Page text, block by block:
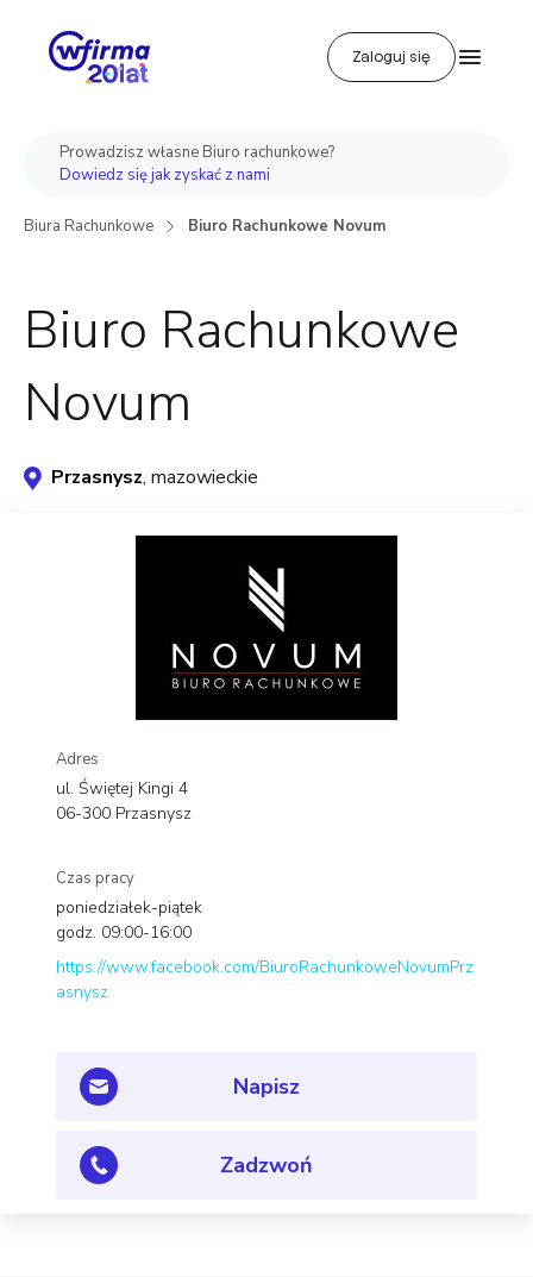
Zaloguj się
Biura Rachunkowe Biuro Rachunkowe Novum
Prowadzisz własne Biuro rachunkowe?
Dowiedz się jak zyskać z nami
Biuro Rachunkowe
Novum
Przasnysz, mazowieckie
Adres
ul. Świętej Kingi 4
06-300 Przasnysz
Czas pracy
poniedziałek-piątek
godz. 09:00-16:00
https://www.facebook.com/BiuroRachunkoweNovumPrz
asnysz
Napisz
Zadzwoń